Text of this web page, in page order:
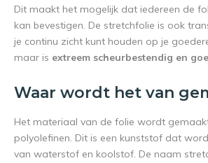
Dit maakt het mogelijk dat iedereen de
kan bevestigen. De stretchfolie is ook
je continu zicht kunt houden op je
maar is extreem scheurbestendig en
Waar wordt het van
Het materiaal van de folie wordt
polyolefinen. Dit is een kunststof dat
van waterstof en koolstof. De naam